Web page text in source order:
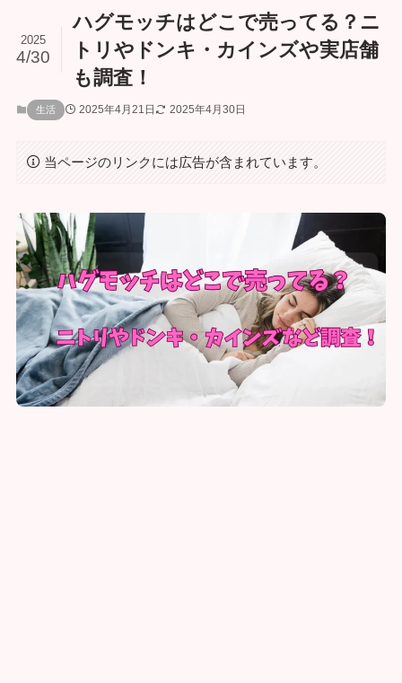
ハグモッチはどこで売ってる？ニ
トリやドンキ・カインズや実店舗
も調査！
2025
4/30
生活 2025年4月21日 2025年4月30日
当ページのリンクには広告が含まれています。